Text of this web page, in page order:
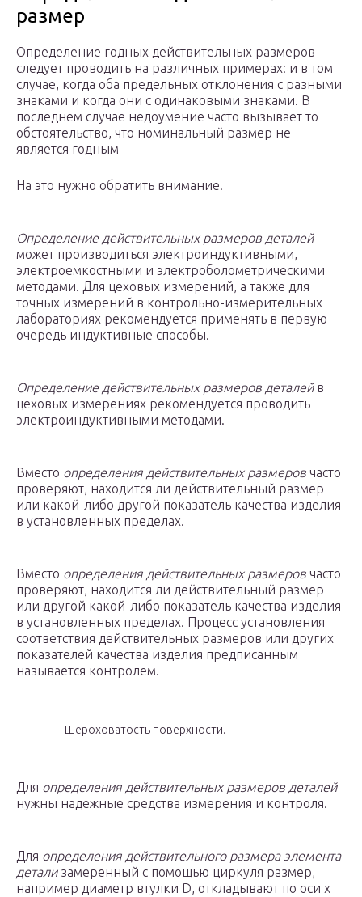
размер
Определение годных действительных размеров
следует проводить на различных примерах: и в том
случае, когда оба предельных отклонения с разными
знаками и когда они с одинаковыми знаками. В
последнем случае недоумение часто вызывает то
обстоятельство, что номинальный размер не
является годным
На это нужно обратить внимание.
Определение действительных размеров деталей
может производиться электроиндуктивными,
электроемкостными и электроболометрическими
методами. Для цеховых измерений, а также для
точных измерений в контрольно-измерительных
лабораториях рекомендуется применять в первую
очередь индуктивные способы.
Определение действительных размеров деталейв
цеховых измерениях рекомендуется проводить
электроиндуктивными методами.
Вместо определения действительных размеров часто
проверяют, находится ли действительный размер
или какой-либо другой показатель качества изделия
в установленных пределах.
Вместо определения действительных размеров часто
проверяют, находится ли действительный размер
или другой какой-либо показатель качества изделия
в установленных пределах. Процесс установления
соответствия действительных размеров или других
показателей качества изделия предписанным
называется контролем.
Шероховатость поверхности.
Для определения действительных размеров деталей
нужны надежные средства измерения и контроля.
Для определения действительного размера элемента
детализамеренный с помощью циркуля размер,
например диаметр втулки D, откладывают по оси х